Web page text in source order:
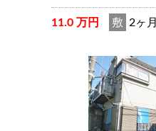
11.0 万円 敷 2ヶ月